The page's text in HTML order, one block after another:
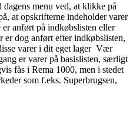
menu ved, at klikke på
at opskrifterne indeholder varer
anført på indkøbslisten eller
er dog anført efter indkøbslisten,
varer i dit eget lager Vær
er varer på basislisten, særligt
fås i Rema 1000, men i stedet
som f.eks. Superbrugsen,